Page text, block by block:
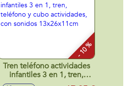
- 10 %
Tren teléfono actividades
infantiles 3 en 1, tren,
teléfono y cubo